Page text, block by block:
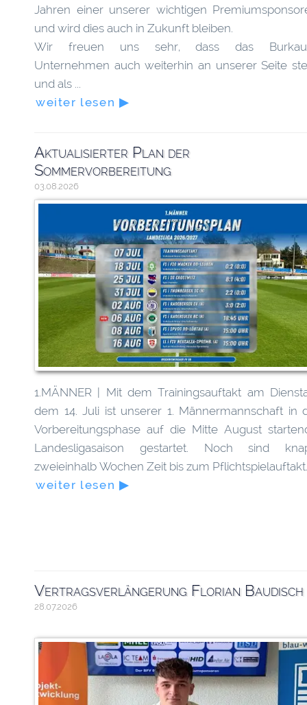
Jahren einer unserer wichtigen
und wird dies auch in Zukunft bleiben.
Wir freuen uns sehr, dass das
Unternehmen auch weiterhin an unserer Seite
und als ...
weiter lesen ▶
Aktualisierter Plan der
Sommervorbereitung
03.08.2026
1.MÄNNER | Mit dem Trainingsauftakt am
dem 14. Juli ist unserer 1. Männermannschaft in
Vorbereitungsphase auf die Mitte August
Landesligasaison gestartet. Noch sind
zweieinhalb Wochen Zeit bis zum Pflichtspielauftakt.
weiter lesen ▶
Vertragsverlängerung Florian Baudisch
28.07.2026